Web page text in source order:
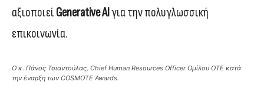
αξιοποιεί Generative AIγια την πολυγλωσσική
επικοινωνία.
O κ. Πάνος Τσιαντούλας, Chief Human Resources Officer Ομίλου ΟΤΕ κατά
την έναρξη των COSMOTE Awards.